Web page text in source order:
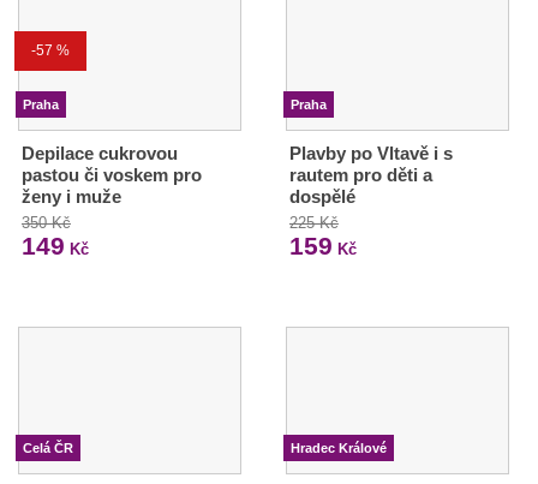
-57 %
Praha
Depilace cukrovou
pastou či voskem pro
ženy i muže
350 Kč
149 Kč
Praha
Plavby po Vltavě i s
rautem pro děti a
dospělé
225 Kč
159 Kč
Celá ČR Hradec Králové